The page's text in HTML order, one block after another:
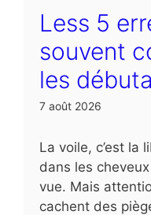
Less 5
souvent
les
7 août 2026
La voile, c’est la
dans les
vue. Mais
cachent des